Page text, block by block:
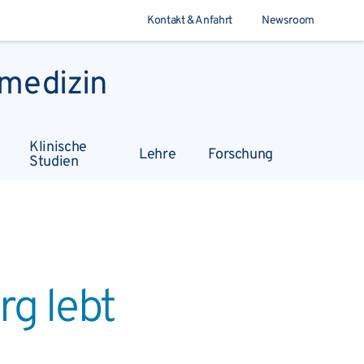
Kontakt & Anfahrt Newsroom
Klinische
Studien Lehre Forschung
Suchen
lebt